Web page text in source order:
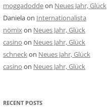
moggadoddeon Neues Jahr, Glück
Danielaon Internationalista
nömixon Neues Jahr, Glück
casino on Neues Jahr, Glück
schneckon Neues Jahr, Glück
casino on Neues Jahr, Glück
RECENT POSTS